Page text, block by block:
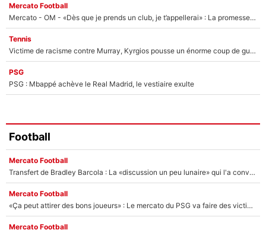
Mercato Football
Mercato - OM - «Dès que je prends un club, je t’appellerai» : La promesse de Marcelino au moment de claquer la porte
Tennis
Victime de racisme contre Murray, Kyrgios pousse un énorme coup de gueule !
PSG
PSG : Mbappé achève le Real Madrid, le vestiaire exulte
Football
Mercato Football
Transfert de Bradley Barcola : La «discussion un peu lunaire» qui l'a convaincu de quitter le PSG, son entourage est pointé du doigt
Mercato Football
«Ça peut attirer des bons joueurs» : Le mercato du PSG va faire des victimes dans l'effectif de Luis Enrique ?
Mercato Football